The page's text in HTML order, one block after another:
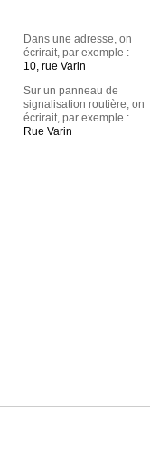
Dans une adresse, on
écrirait, par exemple :
10, rue Varin
Sur un panneau de
signalisation routière, on
écrirait, par exemple :
Rue Varin